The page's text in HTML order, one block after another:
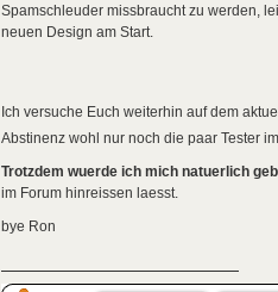
Spamschleuder missbraucht zu werden,
neuen Design am Start.
Ich versuche Euch weiterhin auf dem
Abstinenz wohl nur noch die paar Tester
Trotzdem wuerde ich mich natuerlich
im Forum hinreissen laesst.
bye Ron